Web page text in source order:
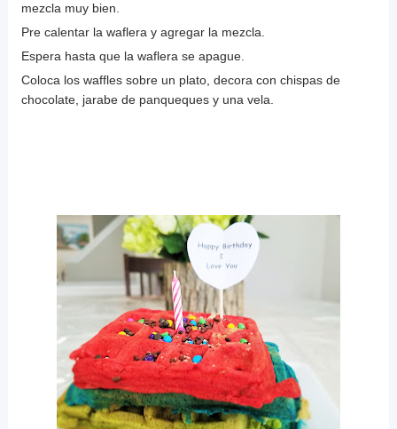
mezcla muy bien.
Pre calentar la waflera y agregar la mezcla.
Espera hasta que la waflera se apague.
Coloca los waffles sobre un plato, decora con chispas de
chocolate, jarabe de panqueques y una vela.